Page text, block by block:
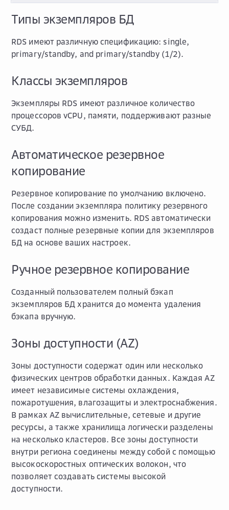
Типы экземпляров БД
RDS имеют различную спецификацию: single,
primary/standby, and primary/standby (1/2).
Классы экземпляров
Экземпляры RDS имеют различное количество
процессоров vCPU, памяти, поддерживают разные
СУБД.
Автоматическое резервное
копирование
Резервное копирование по умолчанию включено.
После создании экземпляра политику резервного
копирования можно изменить. RDS автоматически
создаст полные резервные копии для экземпляров
БД на основе ваших настроек.
Ручное резервное копирование
Созданный пользователем полный бэкап
экземпляров БД хранится до момента удаления
бэкапа вручную.
Зоны доступности (AZ)
Зоны доступности содержат один или несколько
физических центров обработки данных. Каждая AZ
имеет независимые системы охлаждения,
пожаротушения, влагозащиты и электроснабжения.
В рамках AZ вычислительные, сетевые и другие
ресурсы, а также хранилища логически разделены
на несколько кластеров. Все зоны доступности
внутри региона соединены между собой с помощью
высокоскоростных оптических волокон, что
позволяет создавать системы высокой
доступности.